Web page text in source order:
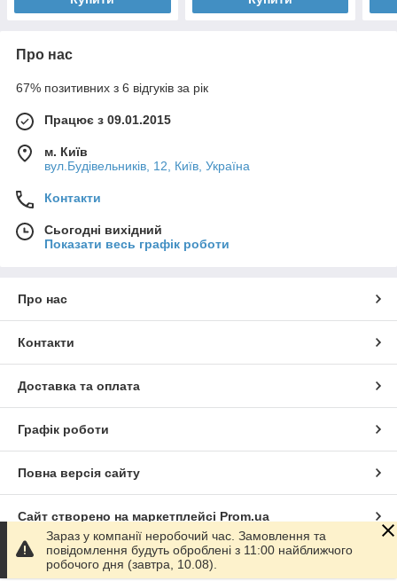
Про нас
67% позитивних з 6 відгуків за рік
Працює з 09.01.2015
м. Київ
вул.Будівельників, 12, Київ, Україна
Контакти
Сьогодні вихідний
Показати весь графік роботи
Про нас
Контакти
Доставка та оплата
Графік роботи
Повна версія сайту
Сайт створено на маркетплейсі Prom.ua
Політика конфіденційності
Зараз у компанії неробочий час. Замовлення та
повідомлення будуть оброблені з 11:00 найближчого
робочого дня (завтра, 10.08).